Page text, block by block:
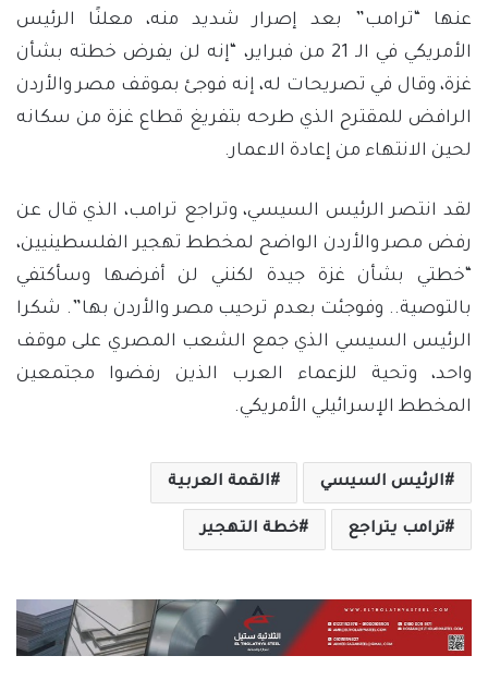
عنها “ترامب” بعد إصرار شديد منه، معلنًا الرئيس
الأمريكي في الـ 21 من فبراير، “إنه لن يفرض خطته بشأن
غزة، وقال في تصريحات له، إنه فوجئ بموقف مصر والأردن
الرافض للمقترح الذي طرحه بتفريغ قطاع غزة من سكانه
لحين الانتهاء من إعادة الاعمار.
لقد انتصر الرئيس السيسي، وتراجع ترامب، الذي قال عن
رفض مصر والأردن الواضح لمخطط تهجير الفلسطينيين،
“خطتي بشأن غزة جيدة لكنني لن أفرضها وسأكتفي
بالتوصية.. وفوجئت بعدم ترحيب مصر والأردن بها”. شكرا
الرئيس السيسي الذي جمع الشعب المصري على موقف
واحد، وتحية للزعماء العرب الذين رفضوا مجتمعين
المخطط الإسرائيلي الأمريكي.
الرئيس السيسي القمة العربية
ترامب يتراجع خطة التهجير